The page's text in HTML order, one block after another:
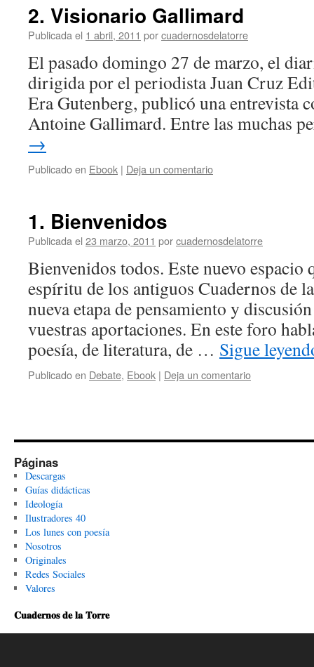
2. Visionario Gallimard
Publicada el 1 abril, 2011 porcuadernosdelatorre
El pasado domingo 27 de marzo, el
dirigida por el periodista Juan Cruz
Era Gutenberg, publicó una entrevista
Antoine Gallimard. Entre las muchas
→
Publicado en Ebook | Deja un comentario
1. Bienvenidos
Publicada el 23 marzo, 2011 porcuadernosdelatorre
Bienvenidos todos. Este nuevo espacio
espíritu de los antiguos Cuadernos de
nueva etapa de pensamiento y
vuestras aportaciones. En este foro
poesía, de literatura, de … Sigue
Publicado en Debate, Ebook | Deja un comentario
Páginas
Descargas
Guías didácticas
Ideología
Ilustradores 40
Los lunes con poesía
Nosotros
Originales
Redes Sociales
Valores
𝐂𝐮𝐚𝐝𝐞𝐫𝐧𝐨𝐬 𝐝𝐞 𝐥𝐚 𝐓𝐨𝐫𝐫𝐞